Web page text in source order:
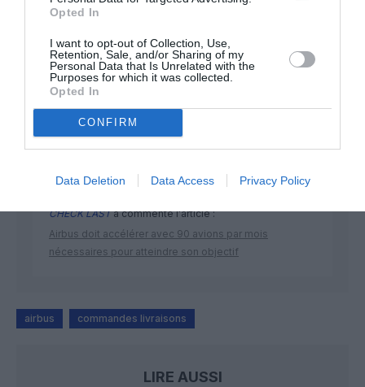
Opted In
I want to opt-out of Collection, Use,
Retention, Sale, and/or Sharing of my
Personal Data that Is Unrelated with the
Purposes for which it was collected.
Opted In
CONFIRM
Data Deletion Data Access Privacy Policy
DERNIERS COMMENTAIRES
Biznessa commenté l'article :
Pointe‑à‑Pitre – Panama City : Air France ouvre un pont
CHECK LASTa commenté l'article :
Airbus doit accélérer avec 90 avions par mois
nécessaires pour atteindre son objectif
airbus commandes livraisons
LIRE AUSSI